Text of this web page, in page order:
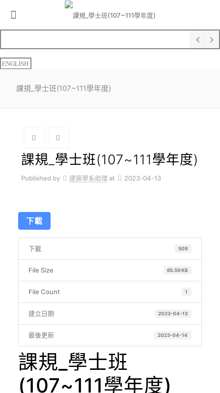
ENGLISH
課規_學士班(107~111學年度)
課規_學士班(107~111學年度)
Published by 建築學系助理 at 2023-04-13
下載
下載 509
File Size 65.59 KB
File Count 1
建立日期 2023-04-13
最後更新 2023-04-14
課規_學士班
(107~111學年度)